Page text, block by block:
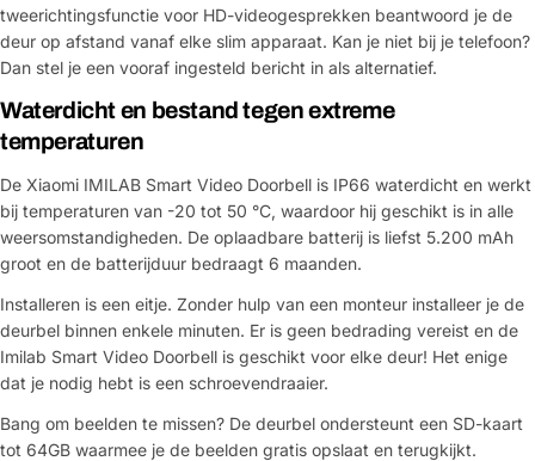
tweerichtingsfunctie voor HD-videogesprekken beantwoord je de
deur op afstand vanaf elke slim apparaat. Kan je niet bij je telefoon?
Dan stel je een vooraf ingesteld bericht in als alternatief.
Waterdicht en bestand tegen extreme
temperaturen
De Xiaomi IMILAB Smart Video Doorbell is IP66 waterdicht en werkt
bij temperaturen van -20 tot 50 °C, waardoor hij geschikt is in alle
weersomstandigheden. De oplaadbare batterij is liefst 5.200 mAh
groot en de batterijduur bedraagt 6 maanden.
Installeren is een eitje. Zonder hulp van een monteur installeer je de
deurbel binnen enkele minuten. Er is geen bedrading vereist en de
Imilab Smart Video Doorbell is geschikt voor elke deur! Het enige
dat je nodig hebt is een schroevendraaier.
Bang om beelden te missen? De deurbel ondersteunt een SD-kaart
tot 64GB waarmee je de beelden gratis opslaat en terugkijkt.